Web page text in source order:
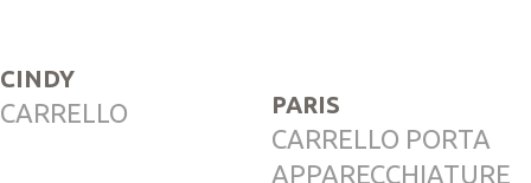
CINDY
CARRELLO PARIS
CARRELLO PORTA
APPARECCHIATURE